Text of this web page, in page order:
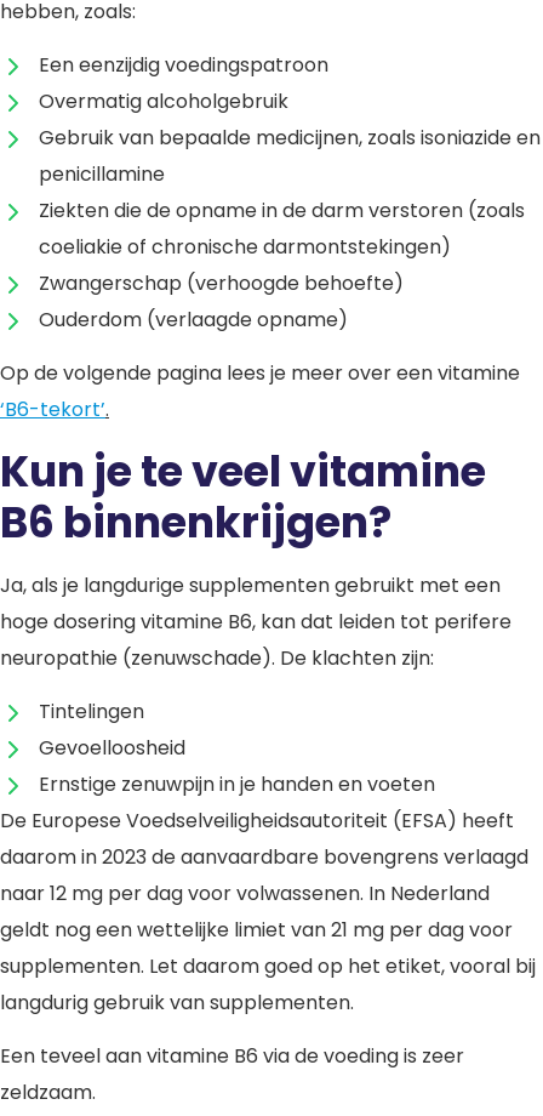
hebben, zoals:
Een eenzijdig voedingspatroon
Overmatig alcoholgebruik
Gebruik van bepaalde medicijnen, zoals isoniazide en
penicillamine
Ziekten die de opname in de darm verstoren (zoals
coeliakie of chronische darmontstekingen)
Zwangerschap (verhoogde behoefte)
Ouderdom (verlaagde opname)
Op de volgende pagina lees je meer over een vitamine
‘B6-tekort’.
Kun je te veel vitamine
B6 binnenkrijgen?
Ja, als je langdurige supplementen gebruikt met een
hoge dosering vitamine B6, kan dat leiden tot perifere
neuropathie (zenuwschade). De klachten zijn:
Tintelingen
Gevoelloosheid
Ernstige zenuwpijn in je handen en voeten
De Europese Voedselveiligheidsautoriteit (EFSA) heeft
daarom in 2023 de aanvaardbare bovengrens verlaagd
naar 12 mg per dag voor volwassenen. In Nederland
geldt nog een wettelijke limiet van 21 mg per dag voor
supplementen. Let daarom goed op het etiket, vooral bij
langdurig gebruik van supplementen.
Een teveel aan vitamine B6 via de voeding is zeer
zeldzaam.